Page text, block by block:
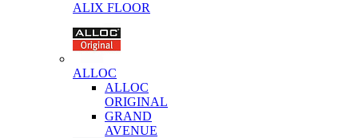
ALIX FLOOR
ALLOC
ALLOC
ORIGINAL
GRAND
AVENUE